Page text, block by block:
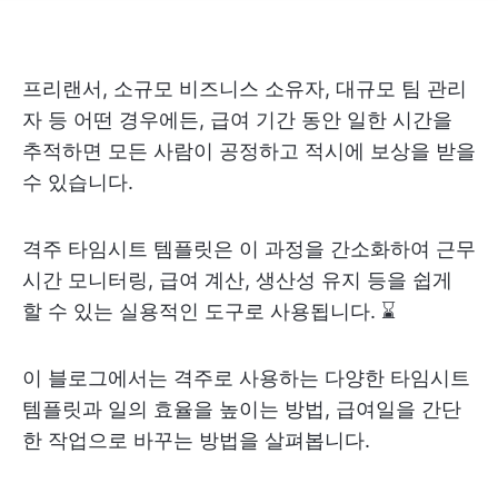
프리랜서, 소규모 비즈니스 소유자, 대규모 팀 관리
자 등 어떤 경우에든, 급여 기간 동안 일한 시간을
추적하면 모든 사람이 공정하고 적시에 보상을 받을
수 있습니다.
격주 타임시트 템플릿은 이 과정을 간소화하여 근무
시간 모니터링, 급여 계산, 생산성 유지 등을 쉽게
할 수 있는 실용적인 도구로 사용됩니다. ⌛️
이 블로그에서는 격주로 사용하는 다양한 타임시트
템플릿과 일의 효율을 높이는 방법, 급여일을 간단
한 작업으로 바꾸는 방법을 살펴봅니다.